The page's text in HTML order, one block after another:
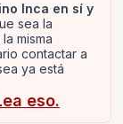
Inca en sí y
sea la
misma
contactar a
ya está
eso.